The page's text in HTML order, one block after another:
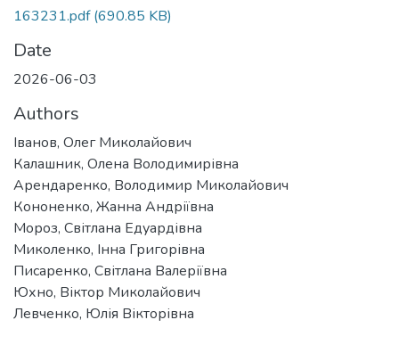
163231.pdf(690.85 KB)
Date
2026-06-03
Authors
Іванов, Олег Миколайович
Калашник, Олена Володимирівна
Арендаренко, Володимир Миколайович
Кононенко, Жанна Андріївна
Мороз, Світлана Едуардівна
Миколенко, Інна Григорівна
Писаренко, Світлана Валеріївна
Юхно, Віктор Миколайович
Левченко, Юлія Вікторівна